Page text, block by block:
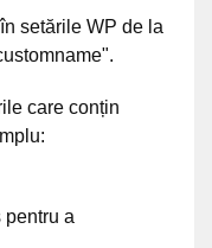
setările WP de la
care conțin
pentru a